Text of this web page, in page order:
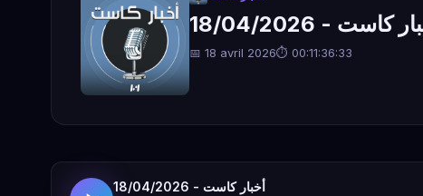
كاست - 18/04/2026
📅 18 avril 2026⏱ 00:11:36:33
أخبار كاست - 18/04/2026